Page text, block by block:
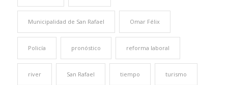
Municipalidad de San Rafael Omar Félix
Policía pronóstico reforma laboral
river San Rafael tiempo turismo